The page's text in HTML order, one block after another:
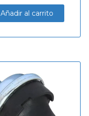
Añadir al carrito